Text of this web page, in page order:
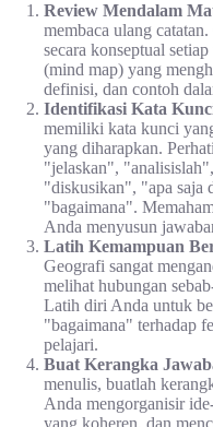
Review Mendalam
membaca ulang
secara konseptual
(mind map) yang
definisi, dan contoh
Identifikasi Kata
memiliki kata kunci
yang diharapkan.
"jelaskan",
"diskusikan", "apa saja
"bagaimana".
Anda menyusun
Latih Kemampuan
Geografi sangat
melihat hubungan
Latih diri Anda untuk
"bagaimana" terhadap
pelajari.
Buat Kerangka
menulis, buatlah
Anda mengorganisir